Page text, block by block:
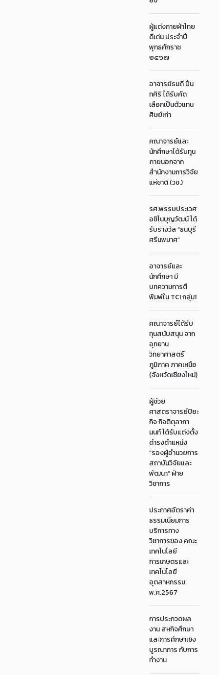
ผู้แต่งกายผ้าไทย
ดีเด่น ประจำปี
พุทธศักราช
๒๕๖๗
อาจารย์ธนดี ปิ่น
ทศิริ ได้รับคัด
เลือกเป็นตัวแทน
ศิษย์เก่า
คณาจารย์และ
นักศึกษาได้รับทุน
ภายนอกจาก
สำนักงานการวิจัย
แห่ชาติ (วช.)
รศ.พรรษประเวศ
อชิโนบุญวัฒน์ ได้
รับรางวัล “ธนบุรี
ศรีนพมาศ”
อาจารย์และ
นักศึกษา มี
บทความการตี
พิมพ์ใน TCI กลุ่ม1
คณาจารย์ได้รับ
ทุนสนับสนุน จาก
อุทยาน
วิทยาศาสตร์
ภูมิภาค ภาคเหนือ
(จังหวัดเชียงใหม่)
ผู้ช่วย
ศาสตราจารย์ปิยะ
กิจ กิจติตุลากา
นนท์ ได้รับแต่งตั้ง
ดำรงตำแหน่ง
“รองผู้อำนวยการ
สถาบันวิจัยและ
พัฒนา“ ฝ่าย
วิชาการ
ประกาศอัตราค่า
ธรรมเนียมการ
บริการทาง
วิชาการของ คณะ
เทคโนโลยี
การเกษตรและ
เทคโนโลยี
อุตสาหกรรม
พ.ศ.2567
การประกวดผล
งาน สหกิจศึกษา
และการศึกษาเชิง
บูรณาการ กับการ
ทำงาน